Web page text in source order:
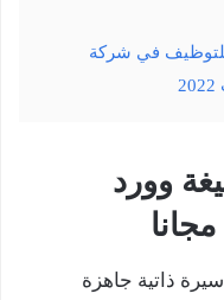
وورد
سيرة ذاتية جاهزة